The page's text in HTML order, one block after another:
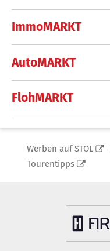
ImmoMARKT
AutoMARKT
FlohMARKT
Werben auf STOL
Tourentipps